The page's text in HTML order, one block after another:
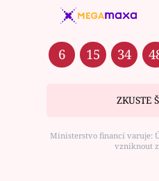
6 15 34
ZKUSTE
Ministerstvo financí varuje:
vzniknout